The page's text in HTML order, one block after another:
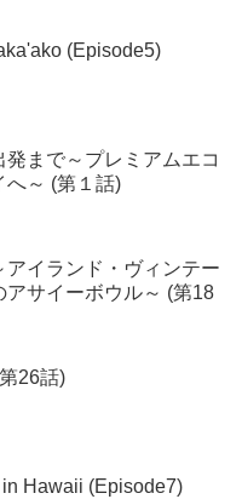
(Episode5)
発まで～プレミアムエコ
へ～ (第１話)
アイランド・ヴィンテー
アサイーボウル～ (第18
26話)
Hawaii (Episode7)